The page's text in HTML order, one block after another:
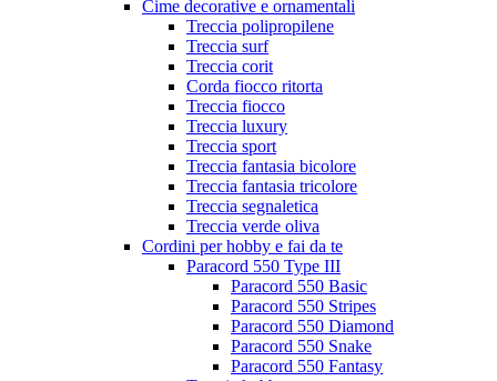
Cime decorative e ornamentali
Treccia polipropilene
Treccia surf
Treccia corit
Corda fiocco ritorta
Treccia fiocco
Treccia luxury
Treccia sport
Treccia fantasia bicolore
Treccia fantasia tricolore
Treccia segnaletica
Treccia verde oliva
Cordini per hobby e fai da te
Paracord 550 Type III
Paracord 550 Basic
Paracord 550 Stripes
Paracord 550 Diamond
Paracord 550 Snake
Paracord 550 Fantasy